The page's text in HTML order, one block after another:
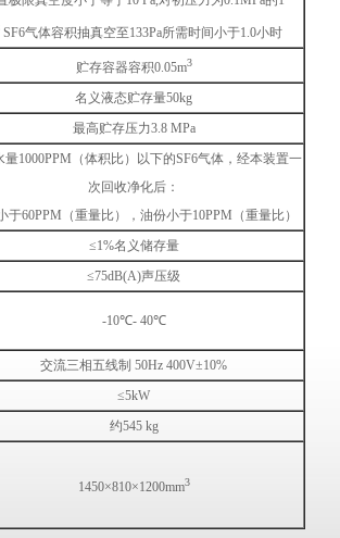
SF6气体容积抽真空至133Pa所需时间小于1.0小时
贮存容器容积0.05m3
名义液态贮存量50kg
最高贮存压力3.8 MPa
量1000PPM（体积比）以下的SF6气体，经本装置一
次回收净化后：
于60PPM（重量比），油份小于10PPM（重量比）
≤1%名义储存量
≤75dB(A)声压级
-10℃- 40℃
交流三相五线制 50Hz 400V±10%
≤5kW
约545 kg
1450×810×1200mm3